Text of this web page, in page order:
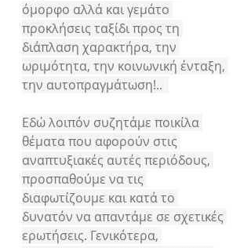
όμορφο αλλά και γεμάτο
προκλήσεις ταξίδι προς τη
διάπλαση χαρακτήρα, την
ωριμότητα, την κοινωνική ένταξη,
την αυτοπραγμάτωση!..
Εδώ λοιπόν συζητάμε ποικίλα
θέματα που αφορούν στις
αναπτυξιακές αυτές περιόδους,
προσπαθούμε να τις
διαφωτίζουμε και κατά το
δυνατόν να απαντάμε σε σχετικές
ερωτήσεις. Γενικότερα,